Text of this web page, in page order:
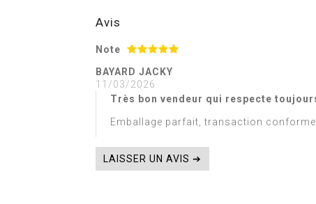
Avis
Note
BAYARD JACKY
11/03/2026
Très bon vendeur qui respecte
Emballage parfait, transaction
LAISSER UN AVIS ➔